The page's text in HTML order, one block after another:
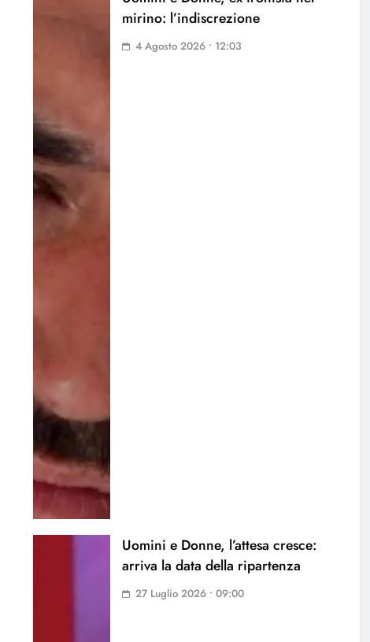
mirino: l’indiscrezione
4 Agosto 2026 • 12:03
Uomini e Donne, l’attesa cresce:
arriva la data della ripartenza
27 Luglio 2026 • 09:00